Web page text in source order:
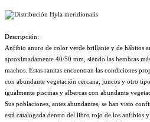
Descripción:
Anfibio anuro de color verde brillante y de hábitos
aproximadamente 40/50 mm, siendo las hembras
machos. Estas ranitas encuentran las condiciones
con abundante vegetación cercana, juncos y otro
igualmente piscinas y albercas con abundante
Sus poblaciones, antes abundantes, se han visto
está catalogada dentro del libro rojo de los anfibios